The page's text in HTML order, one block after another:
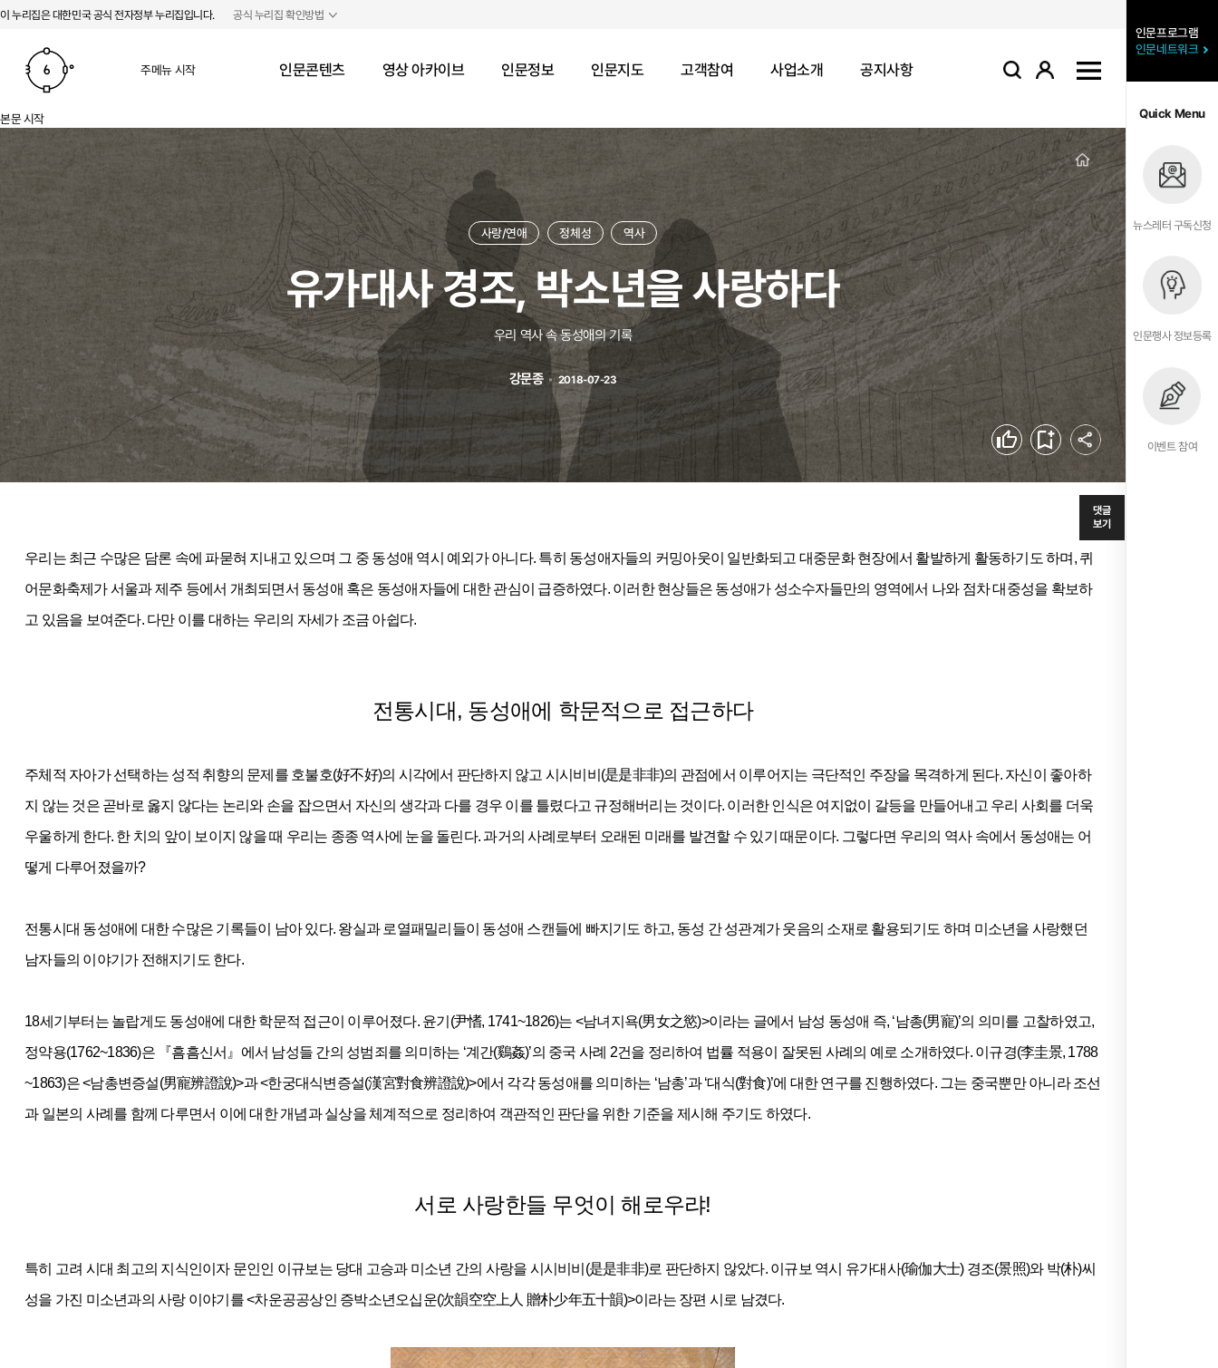
본문 바로가기
주메뉴 바로가기
이 누리집은 대한민국 공식 전자정부 누리집입니다. 공식 누리집 확인방법
주메뉴 시작 인문콘텐츠 영상 아카이브 인문정보 인문지도 고객참여 사업소개 공지사항 검색 로그인 사이트맵
인문프로그램
인문네트워크
Quick Menu
뉴스레터 구독신청
인문행사 정보등록
이벤트 참여
본문 시작
사랑/연애 정체성 역사
유가대사 경조, 박소년을 사랑하다
우리 역사 속 동성애의 기록
강문종 2018-07-23
좋아요 북마크
우리는 최근 수많은 담론 속에 파묻혀 지내고 있으며 그 중 동성애 역시 예외가 아니다. 특히 동성애자들의 커밍아웃이 일반화되고 대중문화 현장에서 활발하게 활동하기도 하며, 퀴
어문화축제가 서울과 제주 등에서 개최되면서 동성애 혹은 동성애자들에 대한 관심이 급증하였다. 이러한 현상들은 동성애가 성소수자들만의 영역에서 나와 점차 대중성을 확보하
고 있음을 보여준다. 다만 이를 대하는 우리의 자세가 조금 아쉽다.
전통시대, 동성애에 학문적으로 접근하다
주체적 자아가 선택하는 성적 취향의 문제를 호불호(好不好)의 시각에서 판단하지 않고 시시비비(是是非非)의 관점에서 이루어지는 극단적인 주장을 목격하게 된다. 자신이 좋아하
지 않는 것은 곧바로 옳지 않다는 논리와 손을 잡으면서 자신의 생각과 다를 경우 이를 틀렸다고 규정해버리는 것이다. 이러한 인식은 여지없이 갈등을 만들어내고 우리 사회를 더욱
우울하게 한다. 한 치의 앞이 보이지 않을 때 우리는 종종 역사에 눈을 돌린다. 과거의 사례로부터 오래된 미래를 발견할 수 있기 때문이다. 그렇다면 우리의 역사 속에서 동성애는 어
떻게 다루어졌을까?
전통시대 동성애에 대한 수많은 기록들이 남아 있다. 왕실과 로열패밀리들이 동성애 스캔들에 빠지기도 하고, 동성 간 성관계가 웃음의 소재로 활용되기도 하며 미소년을 사랑했던
남자들의 이야기가 전해지기도 한다.
18세기부터는 놀랍게도 동성애에 대한 학문적 접근이 이루어졌다. 윤기(尹愭, 1741~1826)는 <남녀지욕(男女之慾)>이라는 글에서 남성 동성애 즉, ‘남총(男寵)’의 의미를 고찰하였고,
정약용(1762~1836)은 『흠흠신서』에서 남성들 간의 성범죄를 의미하는 ‘계간(鷄姦)’의 중국 사례 2건을 정리하여 법률 적용이 잘못된 사례의 예로 소개하였다. 이규경(李圭景, 1788
~1863)은 <남총변증설(男寵辨證說)>과 <한궁대식변증설(漢宮對食辨證說)>에서 각각 동성애를 의미하는 ‘남총’과 ‘대식(對食)’에 대한 연구를 진행하였다. 그는 중국뿐만 아니라 조선
과 일본의 사례를 함께 다루면서 이에 대한 개념과 실상을 체계적으로 정리하여 객관적인 판단을 위한 기준을 제시해 주기도 하였다.
서로 사랑한들 무엇이 해로우랴!
특히 고려 시대 최고의 지식인이자 문인인 이규보는 당대 고승과 미소년 간의 사랑을 시시비비(是是非非)로 판단하지 않았다. 이규보 역시 유가대사(瑜伽大士) 경조(景照)와 박(朴)씨
성을 가진 미소년과의 사랑 이야기를 <차운공공상인 증박소년오십운(次韻空空上人 贈朴少年五十韻)>이라는 장편 시로 남겼다.
댓글
보기